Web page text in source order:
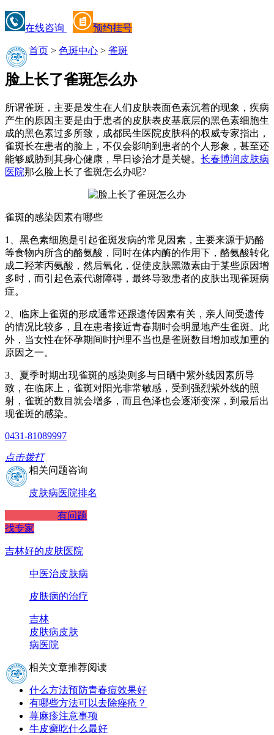
在线咨询 预约挂号
首页 > 色斑中心 > 雀斑
脸上长了雀斑怎么办
所谓雀斑，主要是发生在人们皮肤表面色素沉着的现象，疾病
产生的原因主要是由于患者的皮肤表皮基底层的黑色素细胞生
成的黑色素过多所致，成都民生医院皮肤科的权威专家指出，
雀斑长在患者的脸上，不仅会影响到患者的个人形象，甚至还
能够威胁到其身心健康，早日诊治才是关键。 长春博润皮肤病
医院那么脸上长了雀斑怎么办呢?
雀斑的感染因素有哪些
1、黑色素细胞是引起雀斑发病的常见因素，主要来源于奶酪
等食物内所含的酪氨酸，同时在体内酶的作用下，酪氨酸转化
成二羟苯丙氨酸，然后氧化，促使皮肤黑激素由于某些原因增
多时，而引起色素代谢障碍，最终导致患者的皮肤出现雀斑病
症。
2、临床上雀斑的形成通常还跟遗传因素有关，亲人间受遗传
的情况比较多，且在患者接近青春期时会明显地产生雀斑。此
外，当女性在怀孕期间时护理不当也是雀斑数目增加或加重的
原因之一。
3、夏季时期出现雀斑的感染则多与日晒中紫外线因素所导
致，在临床上，雀斑对阳光非常敏感，受到强烈紫外线的照
射，雀斑的数目就会增多，而且色泽也会逐渐变深，到最后出
现雀斑的感染。
0431-81089997
点击拨打
相关问题咨询
皮肤病医院排名
有问题
找专家
吉林好的皮肤医院
中医治皮肤病
皮肤病的治疗
吉林
皮肤病皮肤
病医院
相关文章推荐阅读
什么方法预防青春痘效果好
有哪些方法可以去除痤疮？
荨麻疹注意事项
牛皮癣吃什么最好